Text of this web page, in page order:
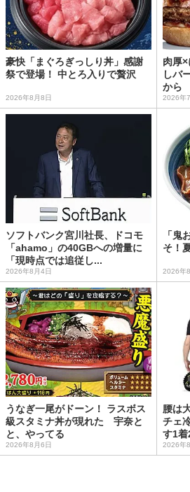
豪快「まぐろぎっしり丼」感謝
祭で登場！ 中とろ入りで贅沢
2026年8月8日
肉厚
しバ
から
2026年
ソフトバンク宮川社長、ドコモ
「ahamo」の40GBへの増量に
「現時点では追従し...
2026年8月4日
「鬼
そ！
2026年
うなぎ一尾がドーン！ ラスボス
級スタミナ丼が現れた 宇奈と
と、やってる
2026年8月6日
腰は
チェ
す1着
2026年